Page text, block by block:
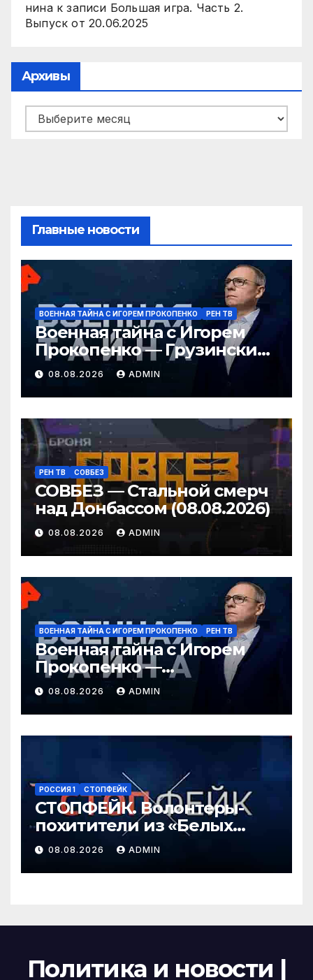
нинак записи Большая игра. Часть 2.
Выпуск от 20.06.2025
Архивы
Архивы
Главные новости
ВОЕННАЯ ТАЙНА С ИГОРЕМ ПРОКОПЕНКО РЕН ТВ
Военная тайна с Игорем
Прокопенко — Грузинские
провокаторы (08.08.2026)
08.08.2026 ADMIN
РЕН ТВ СОВБЕЗ
СОВБЕЗ — Стальной смерч
над Донбассом (08.08.2026)
08.08.2026 ADMIN
ВОЕННАЯ ТАЙНА С ИГОРЕМ ПРОКОПЕНКО РЕН ТВ
Военная тайна с Игорем
Прокопенко —
Перестановки в
Минобороны России
(08.08.2026)
08.08.2026 ADMIN
РОССИЯ 1 СТОПФЕЙК
СТОПФЕЙК. Волонтеры-
похитители из «Белых
ангелов» силой заставляют
мирных жителей покидать
свои дома
08.08.2026 ADMIN
Политика и новости |